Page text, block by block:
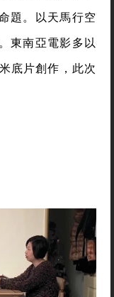
題。以天馬行空
東南亞電影多以
底片創作，此次